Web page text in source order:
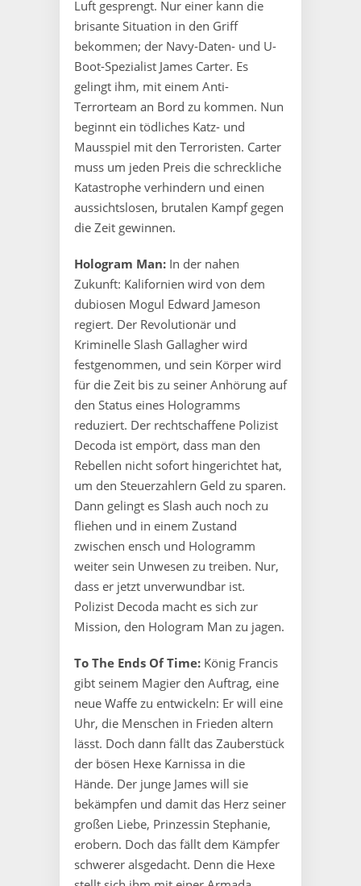
Luft gesprengt. Nur einer kann die
brisante Situation in den Griff
bekommen; der Navy-Daten- und U-
Boot-Spezialist James Carter. Es
gelingt ihm, mit einem Anti-
Terrorteam an Bord zu kommen. Nun
beginnt ein tödliches Katz- und
Mausspiel mit den Terroristen. Carter
muss um jeden Preis die schreckliche
Katastrophe verhindern und einen
aussichtslosen, brutalen Kampf gegen
die Zeit gewinnen.
Hologram Man: In der nahen
Zukunft: Kalifornien wird von dem
dubiosen Mogul Edward Jameson
regiert. Der Revolutionär und
Kriminelle Slash Gallagher wird
festgenommen, und sein Körper wird
für die Zeit bis zu seiner Anhörung auf
den Status eines Hologramms
reduziert. Der rechtschaffene Polizist
Decoda ist empört, dass man den
Rebellen nicht sofort hingerichtet hat,
um den Steuerzahlern Geld zu sparen.
Dann gelingt es Slash auch noch zu
fliehen und in einem Zustand
zwischen ensch und Hologramm
weiter sein Unwesen zu treiben. Nur,
dass er jetzt unverwundbar ist.
Polizist Decoda macht es sich zur
Mission, den Hologram Man zu jagen.
To The Ends Of Time: König Francis
gibt seinem Magier den Auftrag, eine
neue Waffe zu entwickeln: Er will eine
Uhr, die Menschen in Frieden altern
lässt. Doch dann fällt das Zauberstück
der bösen Hexe Karnissa in die
Hände. Der junge James will sie
bekämpfen und damit das Herz seiner
großen Liebe, Prinzessin Stephanie,
erobern. Doch das fällt dem Kämpfer
schwerer alsgedacht. Denn die Hexe